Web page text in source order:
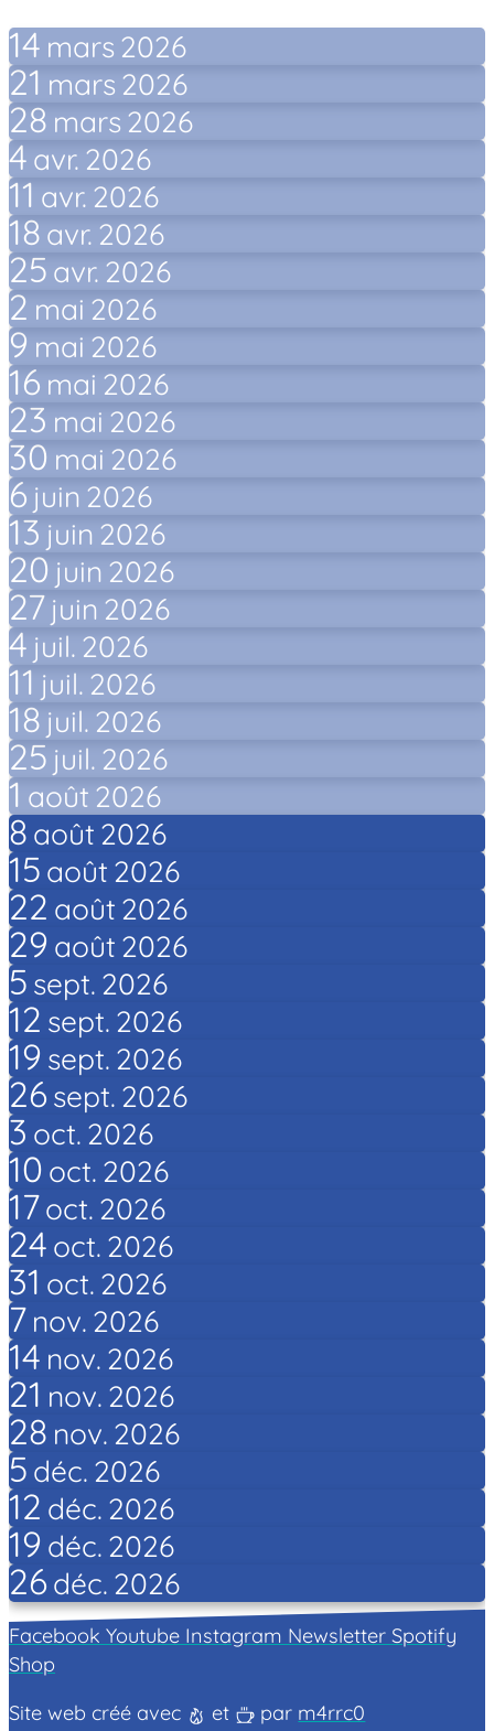
14 mars 2026
21 mars2026
28 mars2026
4 avr. 2026
11 avr. 2026
18 avr. 2026
25 avr. 2026
2 mai 2026
9 mai 2026
16 mai 2026
23 mai 2026
30 mai 2026
6 juin 2026
13 juin 2026
20 juin 2026
27 juin 2026
4 juil. 2026
11 juil. 2026
18 juil. 2026
25 juil. 2026
1 août 2026
8 août 2026
15 août 2026
22 août 2026
29 août 2026
5 sept. 2026
12 sept. 2026
19 sept. 2026
26 sept. 2026
3 oct. 2026
10 oct. 2026
17oct. 2026
24 oct. 2026
31 oct. 2026
7 nov. 2026
14 nov. 2026
21 nov. 2026
28 nov. 2026
5 déc. 2026
12 déc. 2026
19 déc. 2026
26 déc. 2026
Facebook Youtube Instagram Newsletter Spotify
Shop
Site web créé avec
et par m4rrc0